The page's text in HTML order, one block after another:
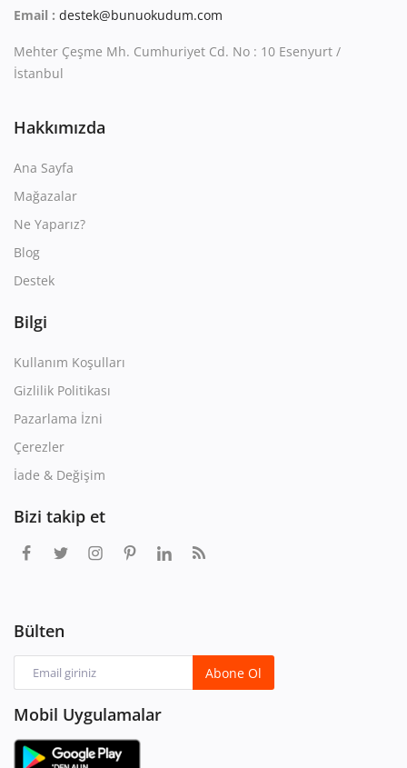
Email : destek@bunuokudum.com
Mehter Çeşme Mh. Cumhuriyet Cd. No : 10 Esenyurt /
İstanbul
Hakkımızda
Ana Sayfa
Mağazalar
Ne Yaparız?
Blog
Destek
Bilgi
Kullanım Koşulları
Gizlilik Politikası
Pazarlama İzni
Çerezler
İade & Değişim
Bizi takip et
Bülten
Abone Ol
Mobil Uygulamalar